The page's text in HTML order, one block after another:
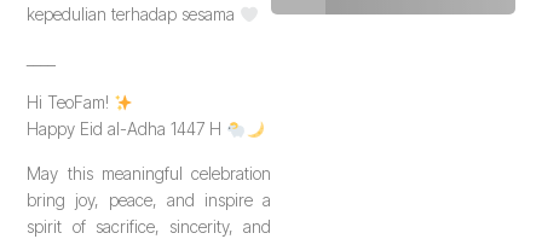
kepedulian terhadap sesama
Hi TeoFam!
Happy Eid al-Adha 1447 H
May this meaningful celebration
bring joy, peace, and inspire a
spirit of sacrifice, sincerity, and